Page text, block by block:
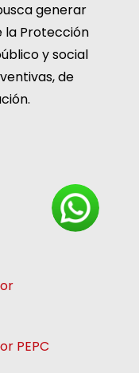
generar
la Protección
y social
de
PEPC